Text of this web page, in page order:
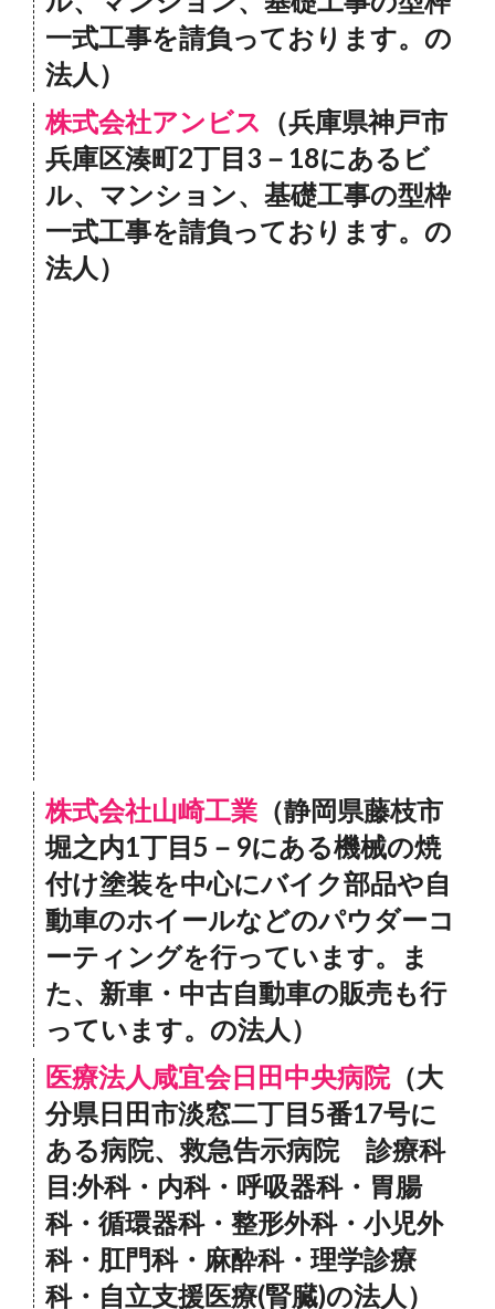
一式工事を請負っております。の
法人）
株式会社アンビス
（兵庫県神戸市
兵庫区湊町2丁目3－18にあるビ
ル、マンション、基礎工事の型枠
一式工事を請負っております。の
法人）
株式会社山崎工業 （静岡県藤枝市
堀之内1丁目5－9にある機械の焼
付け塗装を中心にバイク部品や自
動車のホイールなどのパウダーコ
ーティングを行っています。ま
た、新車・中古自動車の販売も行
っています。の法人）
医療法人咸宜会日田中央病院（大
分県日田市淡窓二丁目5番17号に
ある病院、救急告示病院 診療科
目:外科・内科・呼吸器科・胃腸
科・循環器科・整形外科・小児外
科・肛門科・麻酔科・理学診療
科・自立支援医療(腎臓)の法人）